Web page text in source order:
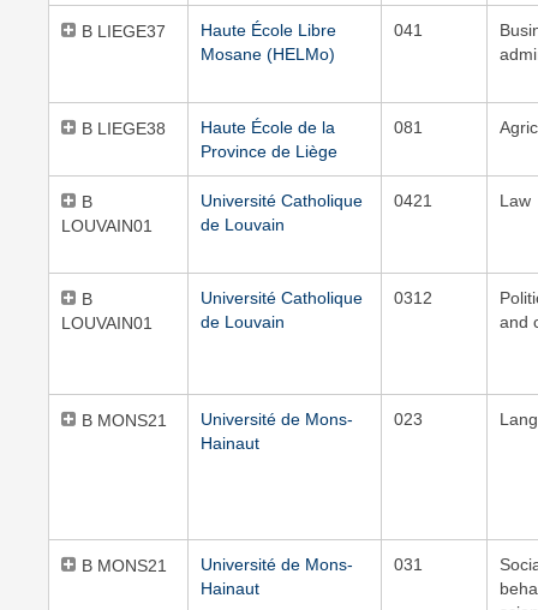
B LIEGE37
Haute École Libre
Mosane (HELMo)
041
B LIEGE38
Haute École de la
Province de Liège
081
B
LOUVAIN01
Université Catholique
de Louvain
0421 Law
B
LOUVAIN01
Université Catholique
de Louvain
0312
and
B MONS21
Université de Mons-
Hainaut
023
B MONS21
Université de Mons-
Hainaut
031